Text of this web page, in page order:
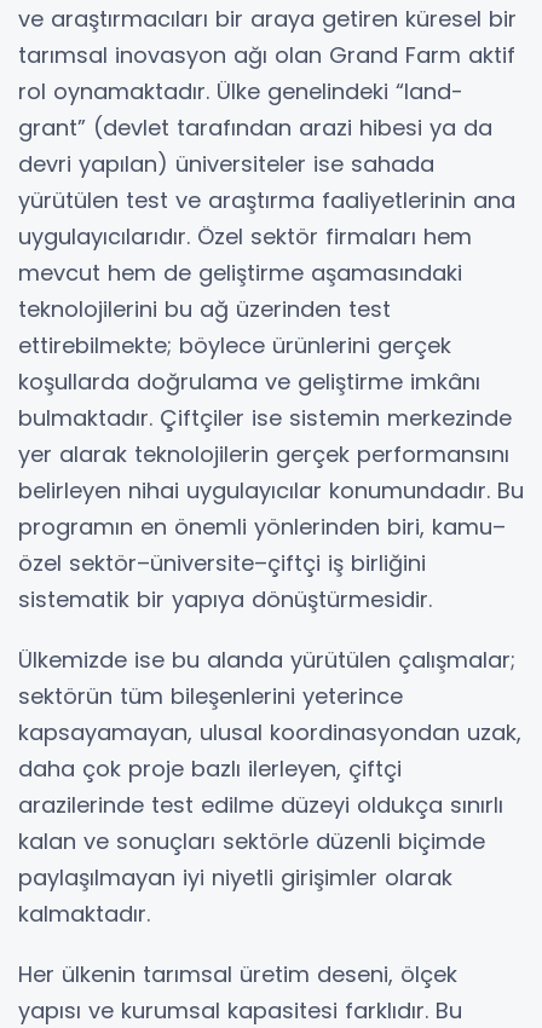
ve araştırmacıları bir araya getiren küresel bir
tarımsal inovasyon ağı olan Grand Farm aktif
rol oynamaktadır. Ülke genelindeki “land-
grant” (devlet tarafından arazi hibesi ya da
devri yapılan) üniversiteler ise sahada
yürütülen test ve araştırma faaliyetlerinin ana
uygulayıcılarıdır. Özel sektör firmaları hem
mevcut hem de geliştirme aşamasındaki
teknolojilerini bu ağ üzerinden test
ettirebilmekte; böylece ürünlerini gerçek
koşullarda doğrulama ve geliştirme imkânı
bulmaktadır. Çiftçiler ise sistemin merkezinde
yer alarak teknolojilerin gerçek performansını
belirleyen nihai uygulayıcılar konumundadır. Bu
programın en önemli yönlerinden biri, kamu–
özel sektör–üniversite–çiftçi iş birliğini
sistematik bir yapıya dönüştürmesidir.
Ülkemizde ise bu alanda yürütülen çalışmalar;
sektörün tüm bileşenlerini yeterince
kapsayamayan, ulusal koordinasyondan uzak,
daha çok proje bazlı ilerleyen, çiftçi
arazilerinde test edilme düzeyi oldukça sınırlı
kalan ve sonuçları sektörle düzenli biçimde
paylaşılmayan iyi niyetli girişimler olarak
kalmaktadır.
Her ülkenin tarımsal üretim deseni, ölçek
yapısı ve kurumsal kapasitesi farklıdır. Bu